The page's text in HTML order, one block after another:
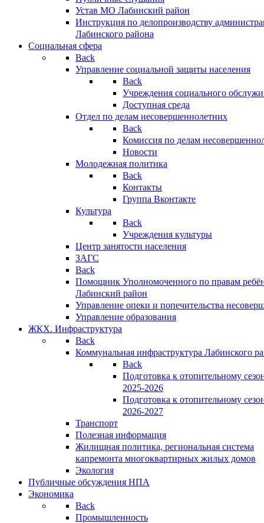
Устав МО Лабинский район
Инструкция по делопроизводству
Лабинского района
Социальная сфера
Back
Управление социальной защиты населения
Back
Учреждения социального
Доступная среда
Отдел по делам несовершеннолетних
Back
Комиссия по делам
Новости
Молодежная политика
Back
Контакты
Группа Вконтакте
Культура
Back
Учреждения культуры
Центр занятости населения
ЗАГС
Back
Помощник Уполномоченного по правам
Лабинский район
Управление опеки и попечительства
Управление образования
ЖКХ. Инфраструктура
Back
Коммунальная инфраструктура Лабинского
Back
Подготовка к отопительному
2025-2026
Подготовка к отопительному
2026-2027
Транспорт
Полезная информация
Жилищная политика, региональная система
капремонта многоквартирных жилых домов
Экология
Публичные обсуждения НПА
Экономика
Back
Промышленность